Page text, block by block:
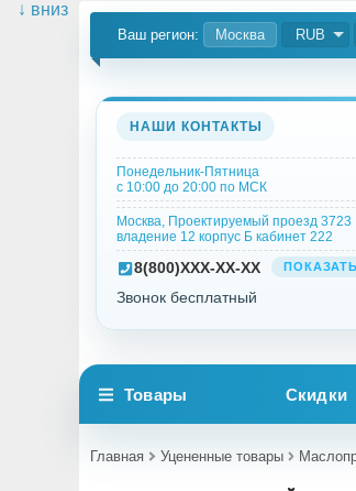
↓ вниз
Ваш регион: Москва RUB
НАШИ КОНТАКТЫ
Понедельник-Пятница
с 10:00 до 20:00 по МСК
Москва, Проектируемый проезд 3723
владение 12 корпус Б кабинет 222
8(800)XXX-XX-XX ПОКАЗАТЬ
Звонок бесплатный
Товары Скидки
Главная Уцененные товары